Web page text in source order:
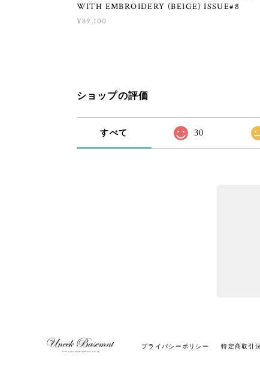
WITH EMBROIDERY (BEIGE) ISSUE#8
¥89,100
ショップの評価
すべて 30
プライバシーポリシー 特定商取引